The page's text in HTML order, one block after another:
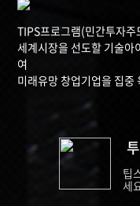
TIPS프로그램(민간투자
세계시장을 선도할 기술아
여
미래유망 창업기업을 집중
팁
세